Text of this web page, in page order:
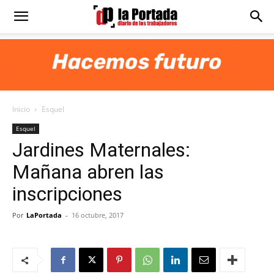
Diario
Portada
Inicio Esquel
Esquel
Jardines Maternales:
Mañana abren las
inscripciones
Por LaPortada - 16 octubre, 2017